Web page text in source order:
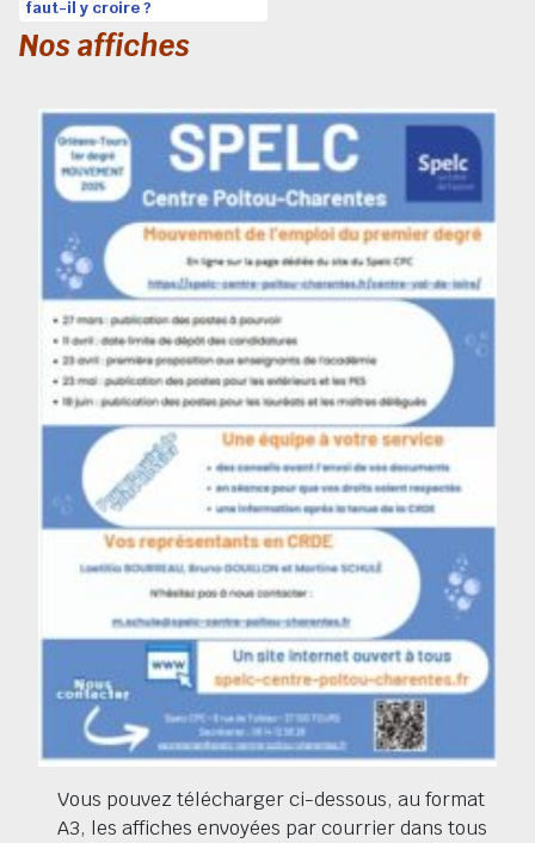
faut-il y croire ?
Nos affiches
Vous pouvez télécharger ci-dessous, au format
A3, les affiches envoyées par courrier dans tous